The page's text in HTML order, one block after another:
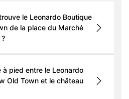
le Leonardo Boutique
de la place du Marché
pied entre le Leonardo
Old Town et le château